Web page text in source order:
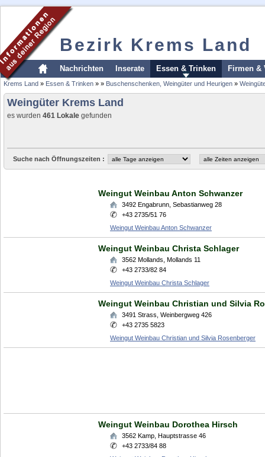
Bezirk Krems Land
Nachrichten Inserate Essen & Trinken Firmen &
Krems Land » Essen & Trinken » » Buschenschenken, Weingüter und Heurigen »
Weingüter Krems Land
es wurden 461 Lokale gefunden
Suche nach Öffnungszeiten :
Weingut Weinbau Anton Schwanzer
3492 Engabrunn Sebastianweg 28
+43 2735/51 76
Weingut Weinbau Anton Schwanzer
Weingut Weinbau Christa Schlager
3562 Mollands Mollands 11
+43 2733/82 84
Weingut Weinbau Christa Schlager
Weingut Weinbau Christian und Silvia
3491 Strass Weinbergweg 426
+43 2735 5823
Weingut Weinbau Christian und Silvia Rosenberger
Weingut Weinbau Dorothea Hirsch
3562 Kamp Hauptstrasse 46
+43 2733/84 88